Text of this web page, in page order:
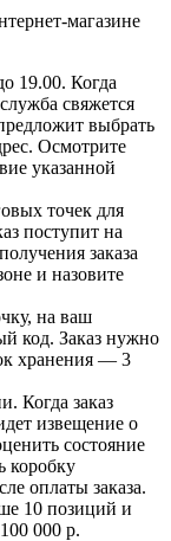
магазине
19.00. Когда
свяжется
выбрать
Осмотрите
указанной
точек для
поступит на
заказа
и назовите
на ваш
код. Заказ нужно
хранения — 3
Когда заказ
извещение о
состояние
коробку
оплаты заказа.
10 позиций и
000 р.